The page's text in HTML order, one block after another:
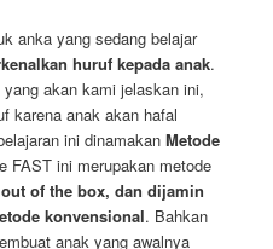
anka yang sedang belajar
huruf kepada anak.
akan kami jelaskan ini,
karena anak akan hafal
ini dinamakanMetode
FAST ini merupakan metode
of the box, dan dijamin
konvensional. Bahkan
anak yang awalnya